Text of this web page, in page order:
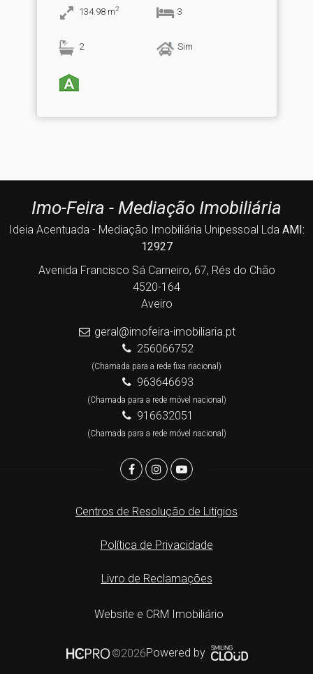
134.98 m2 3
2 Sim
Imo-Feira - Mediação Imobiliária
Ideia Acentuada - Mediação Imobiliária Unipessoal Lda AMI:
12927
Avenida Francisco Sá Carneiro, 67, Rés do Chão
4520-164
Aveiro
geral@imofeira-imobiliaria.pt
256066752
(Chamada para a rede fixa nacional)
963646693
(Chamada para a rede móvel nacional)
916632051
(Chamada para a rede móvel nacional)
Centros de Resolução de Litígios
Política de Privacidade
Livro de Reclamações
Website e CRM Imobiliário
©2026Powered by